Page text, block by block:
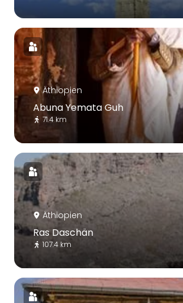
Äthiopien
Abuna Yemata Guh
71.4 km
Äthiopien
Ras Daschän
107.4 km